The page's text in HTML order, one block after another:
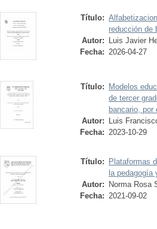
Título:
reducción de
Autor:
Luis Javier
Fecha: 2026-04-27
Título:
Modelos
de tercer
bancario,
Autor:
Luis
Fecha: 2023-10-29
Título:
Plataformas
la
Autor:
Norma Rosa
Fecha: 2021-09-02